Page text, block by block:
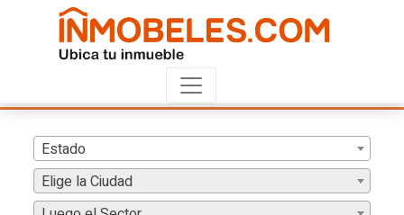
Estado
Elige la Ciudad